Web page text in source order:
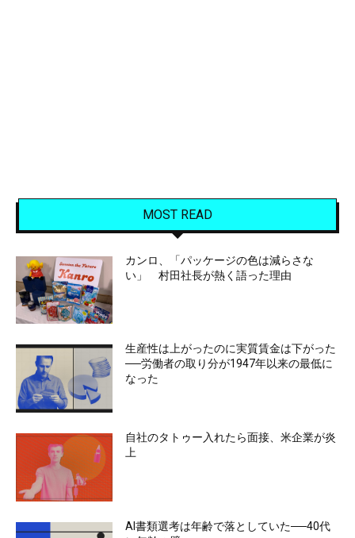
MOST READ
カンロ、「パッケージの色は減らさな
い」 村田社長が熱く語った理由
生産性は上がったのに実質賃金は下がった
──労働者の取り分が1947年以来の最低に
なった
自社のタトゥー入れたら面接、米企業が炎
上
AI書類選考は年齢で落としていた──40代